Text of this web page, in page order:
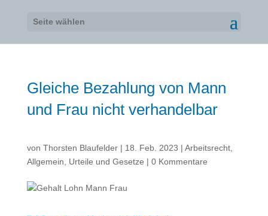
Seite wählen
Gleiche Bezahlung von Mann
und Frau nicht verhandelbar
von Thorsten Blaufelder| 18. Feb. 2023 | Arbeitsrecht,
Allgemein
Urteile und Gesetze | 0 Kommentare